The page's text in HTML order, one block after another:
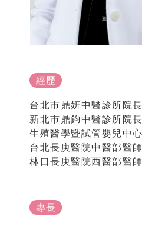
經歷
台北市鼎妍中醫診所院長
新北市鼎鈞中醫診所院長
生殖醫學暨試管嬰兒中
台北長庚醫院中醫部醫師
林口長庚醫院西醫部醫師
專長